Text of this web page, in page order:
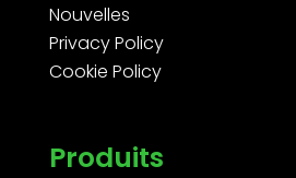
Nouvelles
Privacy Policy
Cookie Policy
Produits